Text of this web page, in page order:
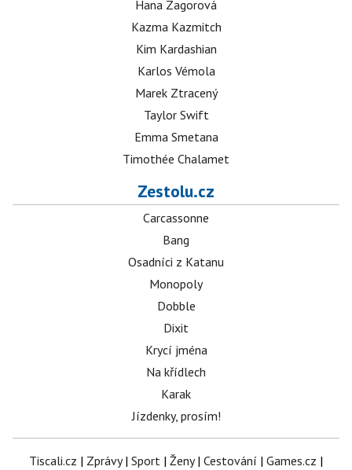
Hana Zagorová
Kazma Kazmitch
Kim Kardashian
Karlos Vémola
Marek Ztracený
Taylor Swift
Emma Smetana
Timothée Chalamet
Zestolu.cz
Carcassonne
Bang
Osadníci z Katanu
Monopoly
Dobble
Dixit
Krycí jména
Na křídlech
Karak
Jízdenky, prosím!
Tiscali.cz | Zprávy| Sport | Ženy| Cestování | Games.cz |